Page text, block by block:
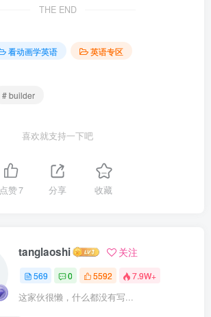
THE END
看动画学英语
英语专区
# builder
喜欢就支持一下吧
点赞7 分享 收藏
tanglaoshi 关注
569 0 5592 7.9W+
这家伙很懒，什么都没有写...